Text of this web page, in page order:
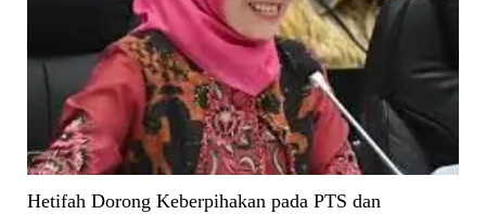
Hetifah Dorong Keberpihakan pada PTS dan